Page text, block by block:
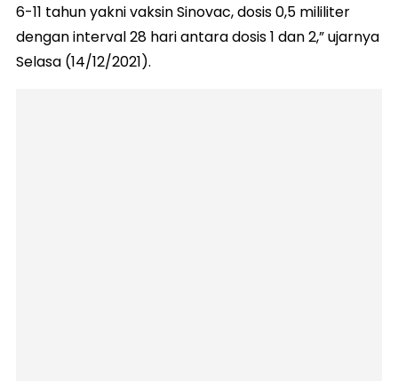
6-11 tahun yakni vaksin Sinovac, dosis 0,5 mililiter
dengan interval 28 hari antara dosis 1 dan 2,” ujarnya
Selasa (14/12/2021).